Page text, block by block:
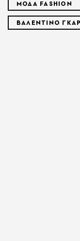
ΜΟΔΑ FASHION
ΒΑΛΕΝΤΙΝΟ